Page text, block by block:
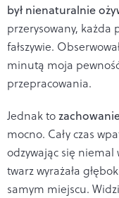
był nienaturalnie
przerysowany, każda
fałszywie.
minutą moja pewność
przepracowania.
Jednak to
mocno. Cały czas
odzywając się niemal
twarz wyrażała
samym miejscu.